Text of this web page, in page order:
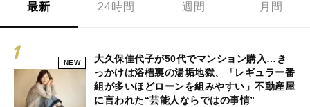
最新 24時間 週間 月間
NEW
大久保佳代子が50代でマンション購入…き
っかけは浴槽裏の湯垢地獄、「レギュラー番
組が多いほどローンを組みやすい」不動産屋
に言われた“芸能人ならではの事情”